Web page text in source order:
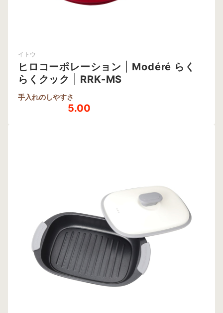
イトウ
ヒロコーポレーション
Modéré らく
らくクック
RRK-MS
手入れのしやすさ
5.00